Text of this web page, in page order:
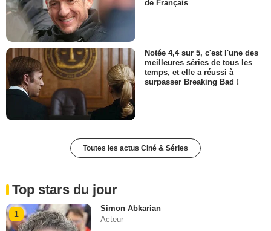
de Français
Notée 4,4 sur 5, c'est l'une des
meilleures séries de tous les
temps, et elle a réussi à
surpasser Breaking Bad !
Toutes les actus Ciné & Séries
Top stars du jour
1
Simon Abkarian
Acteur